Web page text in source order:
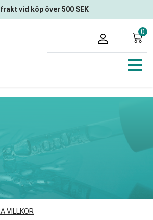
frakt vid köp över 500 SEK
0
VILLKOR